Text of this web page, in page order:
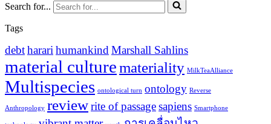
Search for...
Tags
debtharari humankind Marshall Sahlins
material culturemateriality MilkTeaAlliance
Multispecies ontological turn ontology Reverse
Anthropology reviewrite of passagesapiens Smartphone